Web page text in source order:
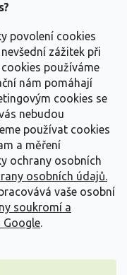
povolení cookies
zážitek při
používáme
nám pomáhají
cookies se
nebudou
používat cookies
a měření
ochrany osobních
osobních údajů.
vaše osobní
soukromí a
Google.